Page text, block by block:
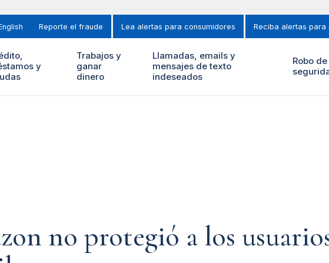
Reporte el fraude Lea alertas para consumidores Reciba alertas para
y
Trabajos y
ganar
dinero
Llamadas, emails y
mensajes de texto
indeseados
Robo
no protegió a los